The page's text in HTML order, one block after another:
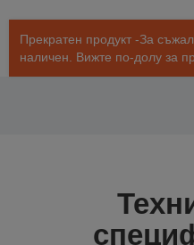
Прекратен продукт -За
наличен. Вижте по-долу за